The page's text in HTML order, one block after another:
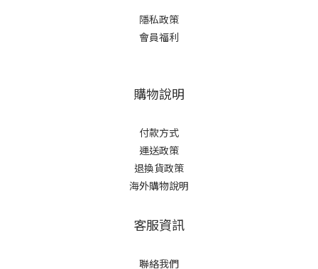
隱私政策
會員福利
購物說明
付款方式
運送政策
退換貨政策
海外購物說明
客服資訊
聯絡我們